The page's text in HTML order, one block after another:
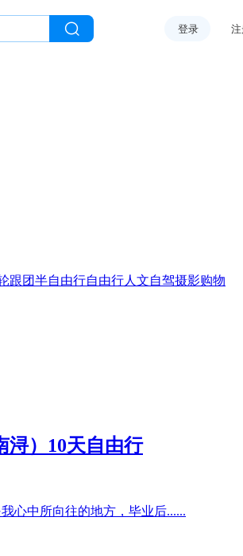
登录
跟团半自由行自由行人文自驾摄影购物
）10天自由行
心中所向往的地方，毕业后......